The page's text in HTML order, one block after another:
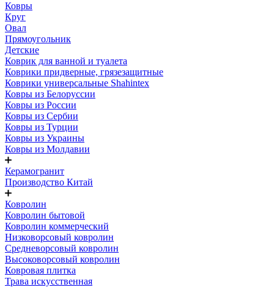
Ковры
Круг
Овал
Прямоугольник
Детские
Коврик для ванной и туалета
Коврики придверные, грязезащитные
Коврики универсальные Shahintex
Ковры из Белоруссии
Ковры из России
Ковры из Сербии
Ковры из Турции
Ковры из Украины
Ковры из Молдавии
Керамогранит
Производство Китай
Ковролин
Ковролин бытовой
Ковролин коммерческий
Низковорсовый ковролин
Средневорсовый ковролин
Высоковорсовый ковролин
Ковровая плитка
Трава искусственная